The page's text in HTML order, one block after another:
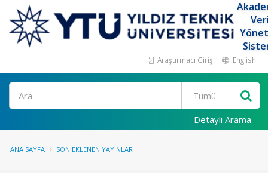
Araştırmacı Girişi English
Ara
Detaylı Arama
ANA SAYFA SON EKLENEN YAYINLAR